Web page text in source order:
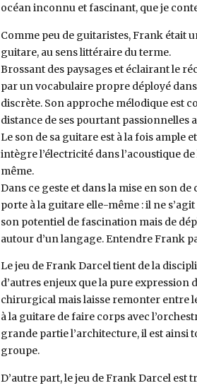
océan inconnu et fascinant, que je
Comme peu de guitaristes, Frank était
guitare, au sens littéraire du terme.
Brossant des paysages et éclairant le
par un vocabulaire propre déployé
discrète. Son approche mélodique est
distance de ses pourtant passionnelles
Le son de sa guitare est à la fois ample
intègre l’électricité dans l’acoustique
même.
Dans ce geste et dans la mise en son
porte à la guitare elle-même : il ne
son potentiel de fascination mais de
autour d’un langage. Entendre Frank
Le jeu de Frank Darcel tient de la
d’autres enjeux que la pure expression
chirurgical mais laisse remonter entre
à la guitare de faire corps avec
grande partie l’architecture, il est ainsi
groupe.
D’autre part, le jeu de Frank Darcel est